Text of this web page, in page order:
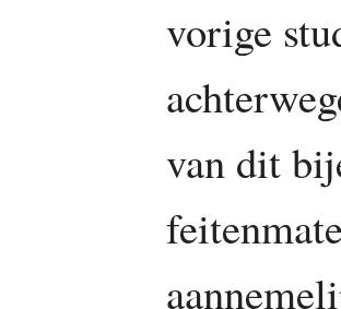
vorige
van dit